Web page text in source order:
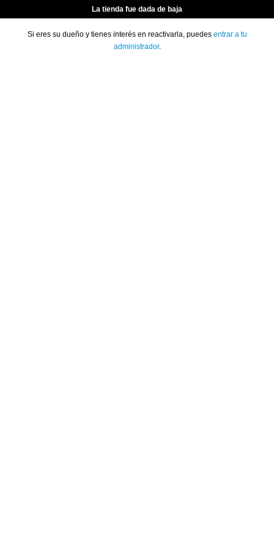
La tienda fue dada de baja
Si eres su dueño y tienes interés en reactivarla, puedes entrar a tu
administrador.